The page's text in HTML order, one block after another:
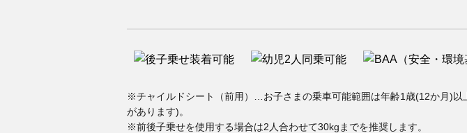
※チャイルドシート（前用）…お子さまの乗車可能範囲は年齢1歳(12か月)
があります)。
※前後子乗せを使用する場合は2人合わせて30kgまでを推奨します。